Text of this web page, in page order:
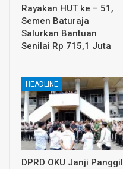
Rayakan HUT ke – 51,
Semen Baturaja
Salurkan Bantuan
Senilai Rp 715,1 Juta
HEADLINE
DPRD OKU Janji Panggil